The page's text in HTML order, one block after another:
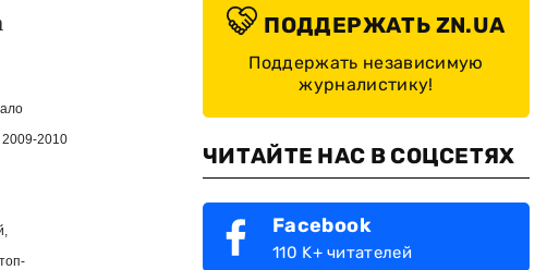
2009-2010
ПОДДЕРЖАТЬ ZN.UA
Поддержать независимую
журналистику!
ЧИТАЙТЕ НАС В СОЦСЕТЯХ
Facebook
110 K+ читателей